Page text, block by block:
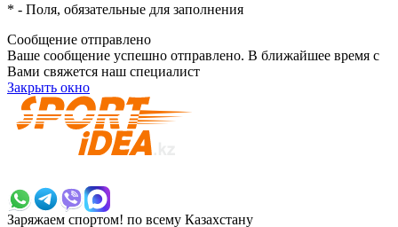
* - Поля, обязательные для заполнения
Сообщение отправлено
Ваше сообщение успешно отправлено. В ближайшее время с
Вами свяжется наш специалист
Закрыть окно
Заряжаем спортом! по всему Казахстану